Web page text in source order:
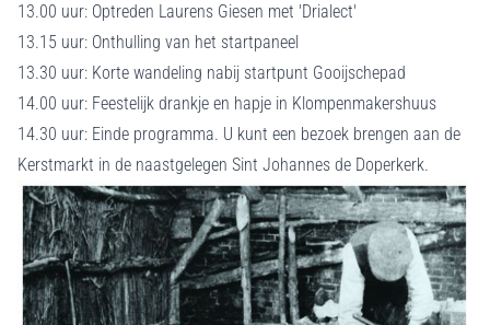
13.00 uur: Optreden Laurens Giesen met 'Drialect'
13.15 uur: Onthulling van het startpaneel
13.30 uur: Korte wandeling nabij startpunt Gooijschepad
14.00 uur: Feestelijk drankje en hapje in Klompenmakershuus
14.30 uur: Einde programma. U kunt een bezoek brengen aan de
Kerstmarkt in de naastgelegen Sint Johannes de Doperkerk.